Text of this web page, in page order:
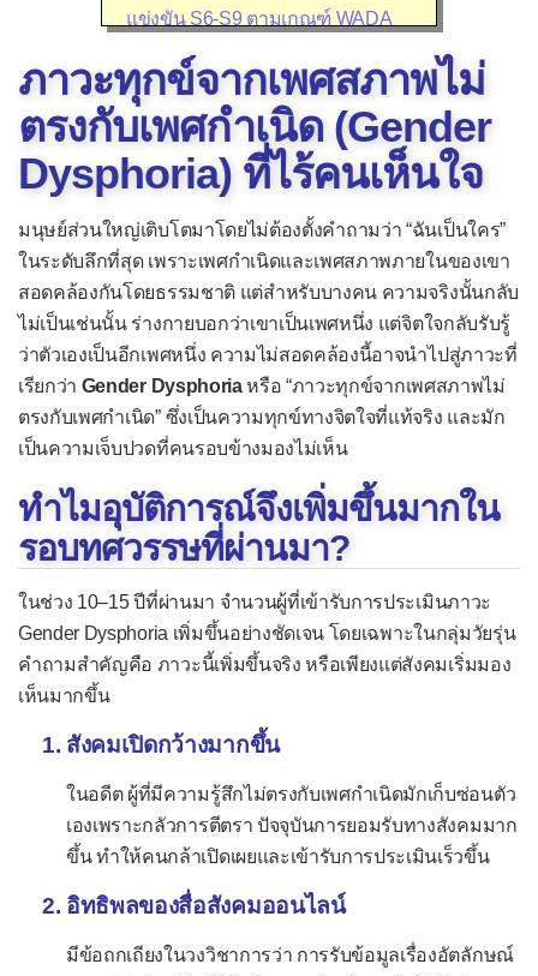
แข่งขัน S6-S9 ตามเกณฑ์ WADA
สารต้องห้ามในนักกีฬา (ตอนที่ 4) |
ยาต้านตัวรับเบตา (P1) และข้อ
กำหนดเกี่ยวกับแอลกอฮอล์
สารต้องห้ามในนักกีฬา (ตอนที่ 5) |
คำถามที่พบบ่อย (FAQ) เกี่ยวกับสาร
ต้องห้าม การขอ TUE และการใช้ยา
ใช้คอมเก่ากับ Windows 7 ก็ติดตั้ง
โปรแกรมสร้างโมบายแอพได้ |
ประสบการณ์ที่ทำสำเร็จมาแล้ว
สารเพิ่มความคมชัดที่ฉีดก่อนทำ
CT-Scan, MRI และ CTA คืออะไร มี
อันตรายไหม?
Scan, SPECT คืออะไร มีอันตราย
ไหม?
ตั้งแต่อายุ 35 ปี เพื่อปรับการกินเนื้อ
สัตว์ก่อนเกิดโรคเรื้อรัง
โปรตีนจากพืช มีข้อดีอย่างไร กิน
นอนไม่พอสะสม เสี่ยงสมองเสื่อมได้
ภาวะทุกข์จากเพศสภาพไม่
ตรงกับเพศกำเนิด (Gender
Dysphoria) ที่ไร้คนเห็นใจ
มนุษย์ส่วนใหญ่เติบโตมาโดยไม่ต้องตั้งคำถามว่า “ฉันเป็นใคร”
ในระดับลึกที่สุด เพราะเพศกำเนิดและเพศสภาพภายในของเขา
สอดคล้องกันโดยธรรมชาติ แต่สำหรับบางคน ความจริงนั้นกลับ
ไม่เป็นเช่นนั้น ร่างกายบอกว่าเขาเป็นเพศหนึ่ง แต่จิตใจกลับรับรู้
ว่าตัวเองเป็นอีกเพศหนึ่ง ความไม่สอดคล้องนี้อาจนำไปสู่ภาวะที่
เรียกว่า Gender Dysphoriaหรือ “ภาวะทุกข์จากเพศสภาพไม่
ตรงกับเพศกำเนิด” ซึ่งเป็นความทุกข์ทางจิตใจที่แท้จริง และมัก
เป็นความเจ็บปวดที่คนรอบข้างมองไม่เห็น
ทำไมอุบัติการณ์จึงเพิ่มขึ้นมากใน
รอบทศวรรษที่ผ่านมา?
ในช่วง 10–15 ปีที่ผ่านมา จำนวนผู้ที่เข้ารับการประเมินภาวะ
Gender Dysphoria เพิ่มขึ้นอย่างชัดเจน โดยเฉพาะในกลุ่มวัยรุ่น
คำถามสำคัญคือ ภาวะนี้เพิ่มขึ้นจริง หรือเพียงแต่สังคมเริ่มมอง
เห็นมากขึ้น
สังคมเปิดกว้างมากขึ้น
ในอดีต ผู้ที่มีความรู้สึกไม่ตรงกับเพศกำเนิดมักเก็บซ่อนตัว
เองเพราะกลัวการตีตรา ปัจจุบันการยอมรับทางสังคมมาก
ขึ้น ทำให้คนกล้าเปิดเผยและเข้ารับการประเมินเร็วขึ้น
อิทธิพลของสื่อสังคมออนไลน์
มีข้อถกเถียงในวงวิชาการว่า การรับข้อมูลเรื่องอัตลักษณ์